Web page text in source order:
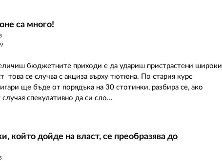
са много!
бюджетните приходи е да удариш пристрастени широки
това се случва с акциза върху тютюна. По стария курс
ще бъде от порядъка на 30 стотинки, разбира се, ако
спекулативно да си сло...
който дойде на власт, се преобразява до